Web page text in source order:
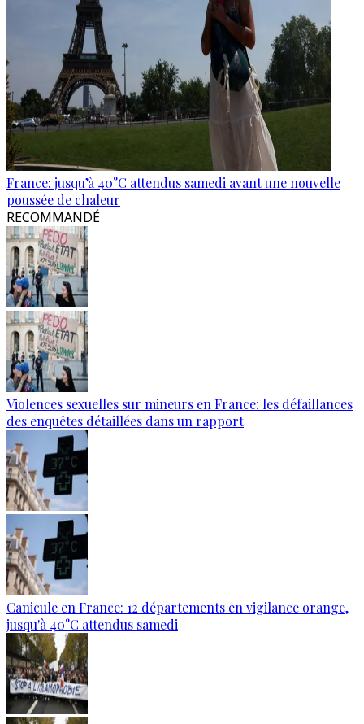
France: jusqu’à 40°C attendus samedi avant une nouvelle
poussée de chaleur
RECOMMANDÉ
Violences sexuelles sur mineurs en France: les défaillances
des enquêtes détaillées dans un rapport
Canicule en France: 12 départements en vigilance orange,
jusqu'à 40°C attendus samedi